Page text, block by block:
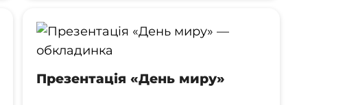
Презентація «День миру»